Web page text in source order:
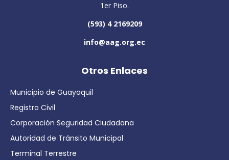
1er Piso.
(593) 4 2169209
info@aag.org.ec
Otros Enlaces
Municipio de Guayaquil
Registro Civil
Corporación Seguridad Ciudadana
Autoridad de Tránsito Municipal
Terminal Terrestre